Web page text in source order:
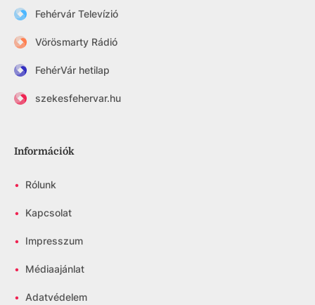
Fehérvár Televízió
Vörösmarty Rádió
FehérVár hetilap
szekesfehervar.hu
Információk
• Rólunk
• Kapcsolat
• Impresszum
• Médiaajánlat
• Adatvédelem